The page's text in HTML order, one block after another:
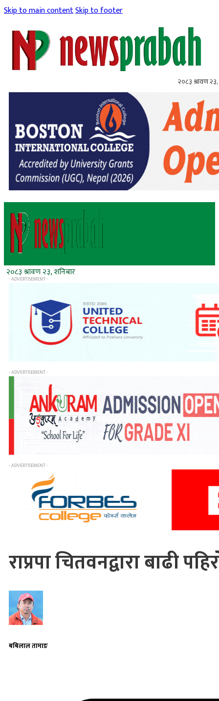
Skip to main contentSkip to footer
२०८३ श्रावण २३,
२०८३ श्रावण २३, शनिबार
- ADVERTISEMENT -
- ADVERTISEMENT -
- ADVERTISEMENT -
राप्रपा चितवनद्वारा बाढी
बबिलाल तामाङ